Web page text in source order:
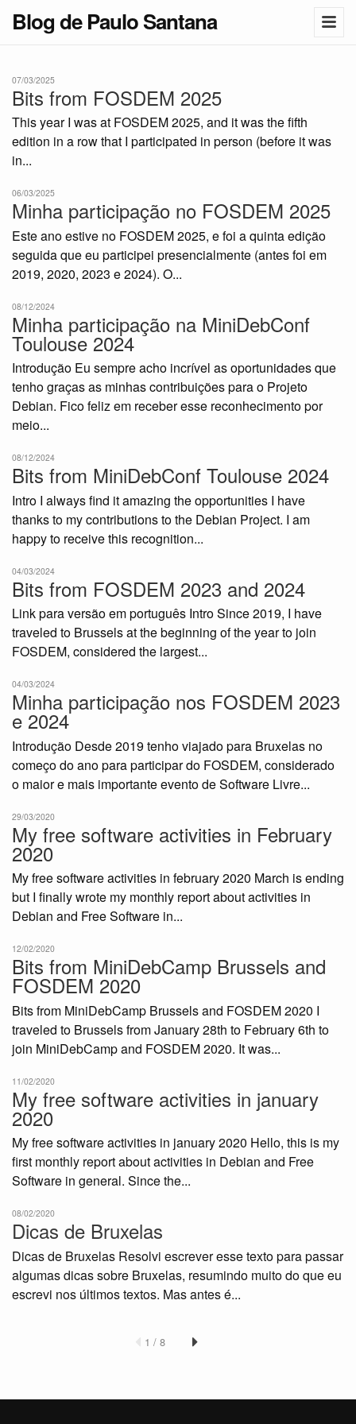
Blog de Paulo Santana
07/03/2025
Bits from FOSDEM 2025
This year I was at FOSDEM 2025, and it was the fifth
edition in a row that I participated in person (before it was
in...
06/03/2025
Minha participação no FOSDEM 2025
Este ano estive no FOSDEM 2025, e foi a quinta edição
seguida que eu participei presencialmente (antes foi em
2019, 2020, 2023 e 2024). O...
08/12/2024
Minha participação na MiniDebConf
Toulouse 2024
Introdução Eu sempre acho incrível as oportunidades que
tenho graças as minhas contribuições para o Projeto
Debian. Fico feliz em receber esse reconhecimento por
meio...
08/12/2024
Bits from MiniDebConf Toulouse 2024
Intro I always find it amazing the opportunities I have
thanks to my contributions to the Debian Project. I am
happy to receive this recognition...
04/03/2024
Bits from FOSDEM 2023 and 2024
Link para versão em português Intro Since 2019, I have
traveled to Brussels at the beginning of the year to join
FOSDEM, considered the largest...
04/03/2024
Minha participação nos FOSDEM 2023
e 2024
Introdução Desde 2019 tenho viajado para Bruxelas no
começo do ano para participar do FOSDEM, considerado
o maior e mais importante evento de Software Livre...
29/03/2020
My free software activities in February
2020
My free software activities in february 2020 March is ending
but I finally wrote my monthly report about activities in
Debian and Free Software in...
12/02/2020
Bits from MiniDebCamp Brussels and
FOSDEM 2020
Bits from MiniDebCamp Brussels and FOSDEM 2020 I
traveled to Brussels from January 28th to February 6th to
join MiniDebCamp and FOSDEM 2020. It was...
11/02/2020
My free software activities in january
2020
My free software activities in january 2020 Hello, this is my
first monthly report about activities in Debian and Free
Software in general. Since the...
08/02/2020
Dicas de Bruxelas
Dicas de Bruxelas Resolvi escrever esse texto para passar
algumas dicas sobre Bruxelas, resumindo muito do que eu
escrevi nos últimos textos. Mas antes é...
1 / 8